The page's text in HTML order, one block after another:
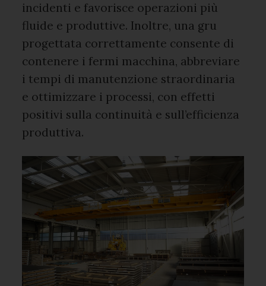
incidenti e favorisce operazioni più
fluide e produttive. Inoltre, una gru
progettata correttamente consente di
contenere i fermi macchina, abbreviare
i tempi di manutenzione straordinaria
e ottimizzare i processi, con effetti
positivi sulla continuità e sull’efficienza
produttiva.